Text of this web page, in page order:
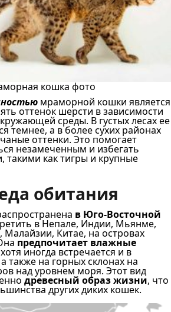
кошка фото
мраморной кошки является
оттенок шерсти в зависимости
среды. В густых лесах ее
темнее, а в более сухих районах
оттенки. Это помогает
незамеченным и избегать
такими как тигры и крупные
обитания
в Юго-Восточной
в Непале, Индии, Мьянме,
Малайзии, Китае, на островах
предпочитает влажные
иногда встречается и в
также на горных склонах на
над уровнем моря. Этот вид
древесный образ жизни, что
других диких кошек.